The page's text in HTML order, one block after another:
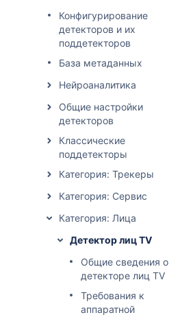
Конфигурирование
детекторов и их
поддетекторов
База метаданных
Нейроаналитика
Общие настройки
детекторов
Классические
поддетекторы
Категория: Трекеры
Категория: Сервис
Категория: Лица
Детектор лиц TV
Общие сведения о
детекторе лиц TV
Требования к
аппаратной